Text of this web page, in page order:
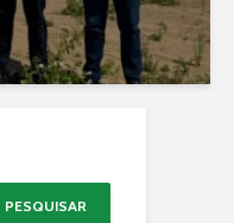
PESQUISAR